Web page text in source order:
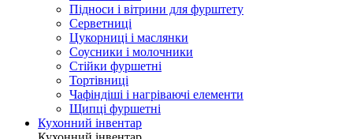
Підноси і вітрини для фурштету
Серветниці
Цукорниці і маслянки
Соусники і молочники
Стійки фуршетні
Тортівниці
Чафіндіші і нагріваючі елементи
Щипці фуршетні
Кухонний інвентар